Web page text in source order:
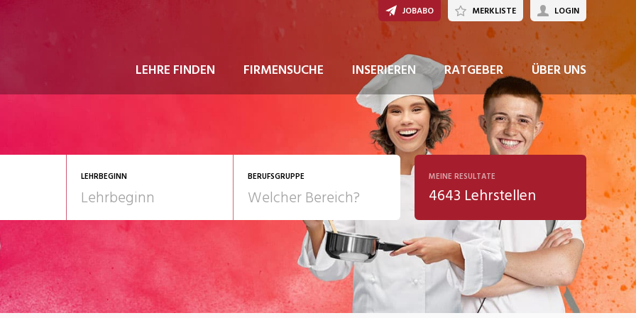
LEHRE FINDEN FIRMENSUCHE INSERIEREN RATGEBER ÜBER UNS
JOBABO MERKLISTE LOGIN
LEHRBEGINN BERUFSGRUPPE
Gesundheit/Pflege/Soziales
Telco
Kultur
MEINE RESULTATE
4643 Lehrstellen
JETZT BEWERBEN